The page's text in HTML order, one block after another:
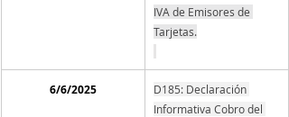
IVA de Emisores de
Tarjetas.
6/6/2025
D185: Declaración
Informativa Cobro del